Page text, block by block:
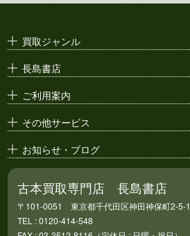
買取ジャンル
長島書店
ご利用案内
その他サービス
お知らせ・ブログ
古本買取専門店 長島書店
〒101-0051 東京都千代田区神田神保町2-5-1
TEL : 0120-414-548